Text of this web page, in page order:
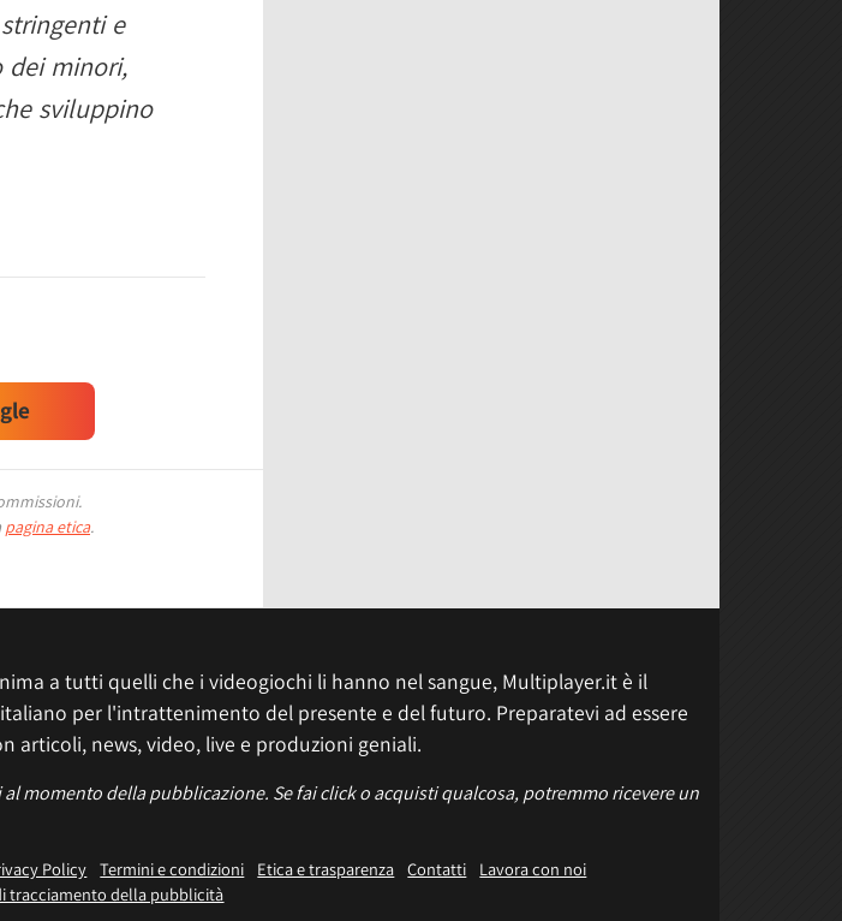
e
dei minori,
sviluppino
pagina etica.
a tutti quelli che i videogiochi li hanno nel sangue, Multiplayer.it è il
per l'intrattenimento del presente e del futuro. Preparatevi ad essere
articoli, news, video, live e produzioni geniali.
momento della pubblicazione. Se fai click o acquisti qualcosa, potremmo ricevere un
Policy Termini e condizioni Etica e trasparenza Contatti
Lavora con noi
tracciamento della pubblicità